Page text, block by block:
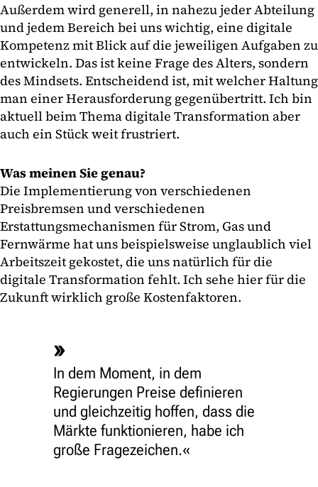
Außerdem wird generell, in nahezu jeder Abteilung
und jedem Bereich bei uns wichtig, eine digitale
Kompetenz mit Blick auf die jeweiligen Aufgaben zu
entwickeln. Das ist keine Frage des Alters, sondern
des Mindsets. Entscheidend ist, mit welcher Haltung
man einer Herausforderung gegenübertritt. Ich bin
aktuell beim Thema digitale Transformation aber
auch ein Stück weit frustriert.
Was meinen Sie genau?
Die Implementierung von verschiedenen
Preisbremsen und verschiedenen
Erstattungsmechanismen für Strom, Gas und
Fernwärme hat uns beispielsweise unglaublich viel
Arbeitszeit gekostet, die uns natürlich für die
digitale Transformation fehlt. Ich sehe hier für die
Zukunft wirklich große Kostenfaktoren.
In dem Moment, in dem
Regierungen Preise definieren
und gleichzeitig hoffen, dass die
Märkte funktionieren, habe ich
große Fragezeichen.